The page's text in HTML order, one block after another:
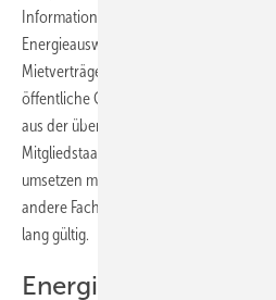
Informationsprogramm Zukunft Altbau
Energieausweise sind künftig auch bei
Mietverträgen, bei einer größeren
öffentliche Gebäude vorgeschrieben.
aus der überarbeiteten
Mitgliedstaaten bis spätestens 29. Mai
umsetzen müssen.
andere Fachleute können die Ausweise
lang gültig.
Energieauswiese